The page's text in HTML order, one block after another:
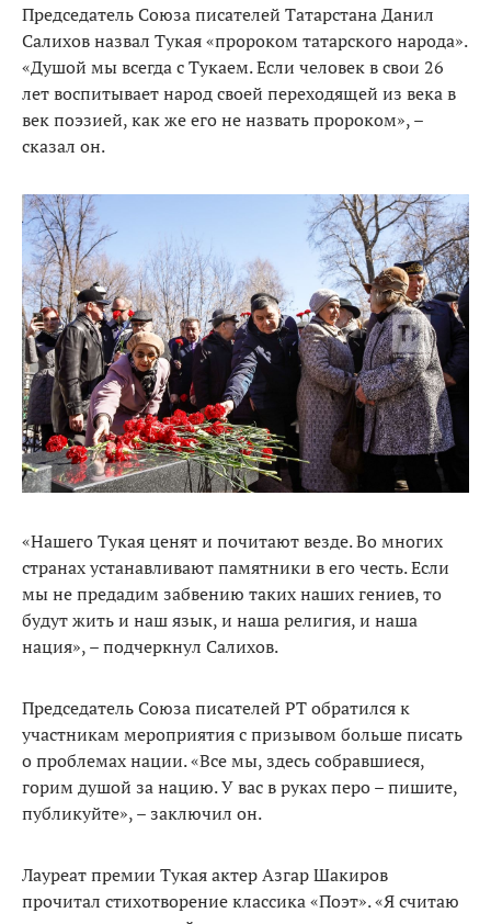
Председатель Союза писателей Татарстана Данил
Салихов назвал Тукая «пророком татарского народа».
«Душой мы всегда с Тукаем. Если человек в свои 26
лет воспитывает народ своей переходящей из века в
век поэзией, как же его не назвать пророком», –
сказал он.
«Нашего Тукая ценят и почитают везде. Во многих
странах устанавливают памятники в его честь. Если
мы не предадим забвению таких наших гениев, то
будут жить и наш язык, и наша религия, и наша
нация», – подчеркнул Салихов.
Председатель Союза писателей РТ обратился к
участникам мероприятия с призывом больше писать
о проблемах нации. «Все мы, здесь собравшиеся,
горим душой за нацию. У вас в руках перо – пишите,
публикуйте», – заключил он.
Лауреат премии Тукая актер Азгар Шакиров
прочитал стихотворение классика «Поэт». «Я считаю